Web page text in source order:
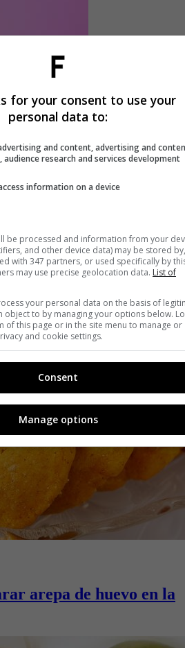
consumir a cada edad
leche de coco es casera, no está
lo tanto su vida útil es mucho más
que se puede encontrar en el
agua de coco en el cabello
que inspiró la película de Disney
aquí
arepa de huevo en la
for your consent to use your
personal data to:
and content, advertising and
audience research and services development
information on a device
be processed and information from your
and other device data) may be stored by,
with 347 partners, or used specifically by
may use precise geolocation data. List of
your personal data on the basis of
object to by managing your options below.
of this page or in the site menu to manage or
and cookie settings.
Consent
Manage options